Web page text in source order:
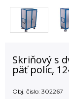
Skriňový s
päť políc,
Obj. čislo: 302267